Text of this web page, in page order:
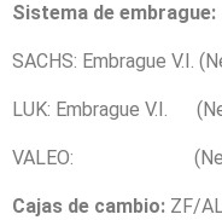
Sistema de embrague:
SACHS: Embrague V.I.
LUK: Embrague V.I.
VALEO: (Netos
Cajas de cambio: ZF/